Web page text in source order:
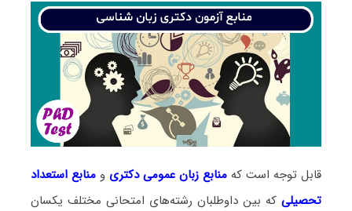
قابل توجه است که منابع زبان عمومی دکتری و منابع استعداد
تحصیلیکه بین داوطلبان رشته‌های امتحانی مختلف یکسان